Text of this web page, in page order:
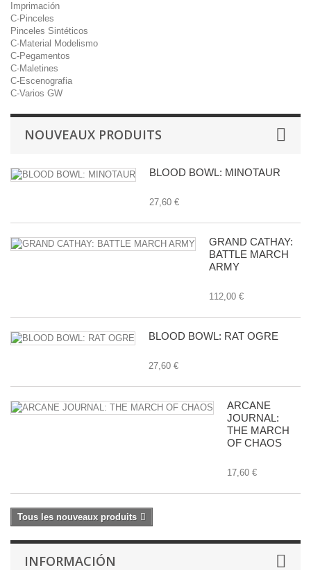
Imprimación
C-Pinceles
Pinceles Sintéticos
C-Material Modelismo
C-Pegamentos
C-Maletines
C-Escenografia
C-Varios GW
NOUVEAUX PRODUITS
BLOOD BOWL: MINOTAUR
27,60 €
GRAND CATHAY:
BATTLE MARCH
ARMY
112,00 €
BLOOD BOWL: RAT OGRE
27,60 €
ARCANE
JOURNAL:
THE MARCH
OF CHAOS
17,60 €
Tous les nouveaux produits
INFORMACIÓN